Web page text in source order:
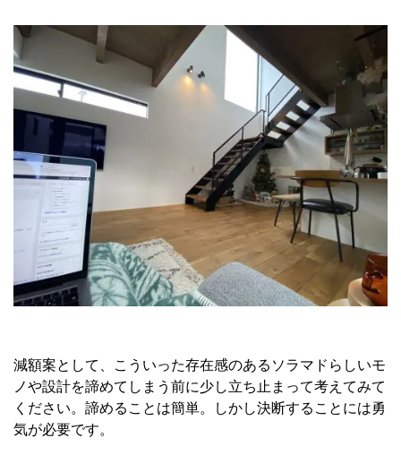
減額案として、こういった存在感のあるソラマドらしいモ
ノや設計を諦めてしまう前に少し立ち止まって考えてみて
ください。諦めることは簡単。しかし決断することには勇
気が必要です。